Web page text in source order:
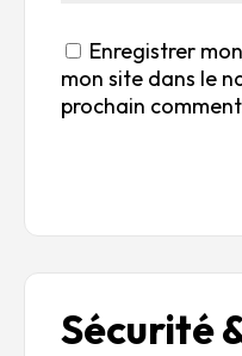
Enregistrer
mon site dans le
prochain
Sécurité